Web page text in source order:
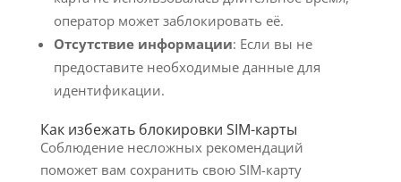
оператор может заблокировать её.
Отсутствие информации: Если вы не
предоставите необходимые данные для
идентификации.
Как избежать блокировки SIM-карты
Соблюдение несложных рекомендаций
поможет вам сохранить свою SIM-карту